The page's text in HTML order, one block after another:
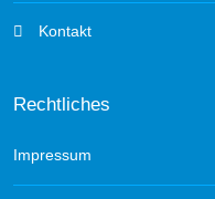
Kontakt
Rechtliches
Impressum